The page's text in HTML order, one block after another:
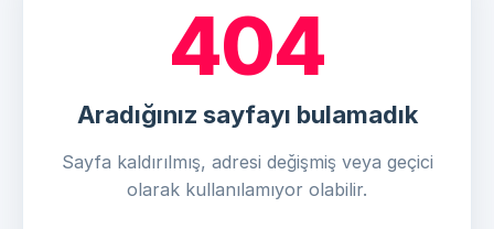
404
Aradığınız sayfayı bulamadık
Sayfa kaldırılmış, adresi değişmiş veya geçici
olarak kullanılamıyor olabilir.